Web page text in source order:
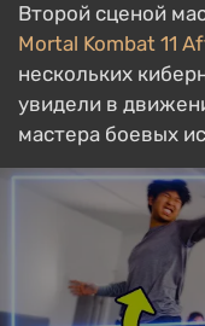
Второй сценой
Mortal Kombat 11
нескольких
увидели в
мастера боевых